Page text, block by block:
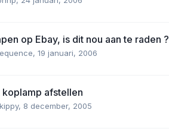
op Ebay, is dit nou aan te raden ?
, 19 januari, 2006
afstellen
, 8 december, 2005